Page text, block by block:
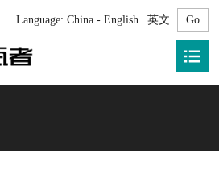
Language: China - English | 英文